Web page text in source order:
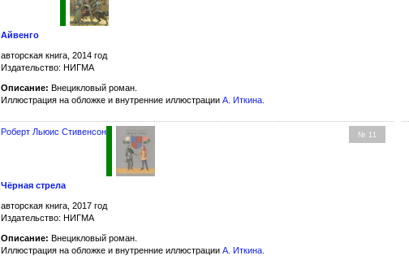
Айвенго
авторская книга, 2014 год
Издательство: НИГМА
Описание: Внецикловый роман.
Иллюстрация на обложке и внутренние иллюстрации А. Иткина
№ 11
Роберт Льюис Стивенсон
Чёрная стрела
авторская книга, 2017 год
Издательство: НИГМА
Описание: Внецикловый роман.
Иллюстрация на обложке и внутренние иллюстрации А. Иткина